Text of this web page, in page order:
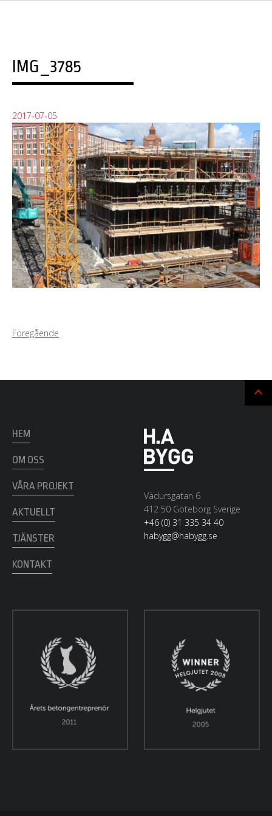
IMG_3785
2017-07-05
Föregående
HEM
OM OSS
VÅRA PROJEKT
AKTUELLT
TJÄNSTER
KONTAKT
Vädursgatan 6
412 50 Göteborg Sverige
+46 (0) 31 335 34 40
habygg@habygg.se